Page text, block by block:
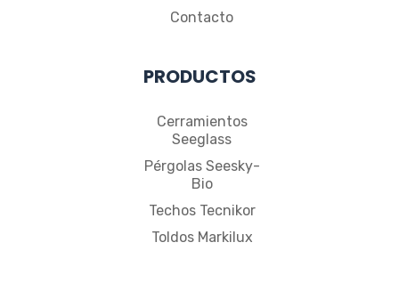
Contacto
PRODUCTOS
Cerramientos
Seeglass
Pérgolas Seesky-
Bio
Techos Tecnikor
Toldos Markilux